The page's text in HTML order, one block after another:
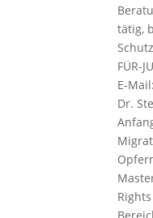
tätig,
FÜR-
E-Mail:
Dr.